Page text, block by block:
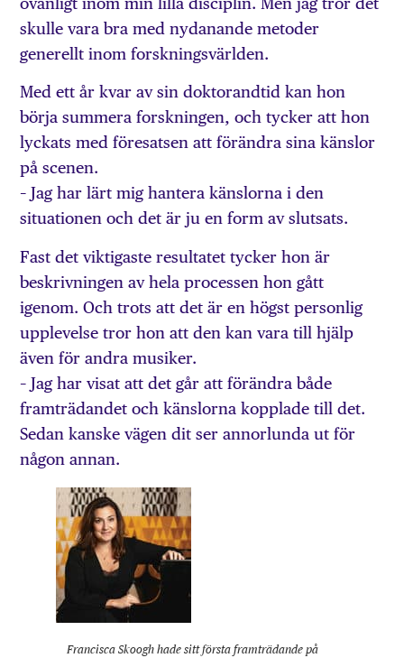
skulle vara bra med nydanande metoder
generellt inom forskningsvärlden.
Med ett år kvar av sin doktorandtid kan hon
börja summera forskningen, och tycker att hon
lyckats med föresatsen att förändra sina känslor
på scenen.
– Jag har lärt mig hantera känslorna i den
situationen och det är ju en form av slutsats.
Fast det viktigaste resultatet tycker hon är
beskrivningen av hela processen hon gått
igenom. Och trots att det är en högst personlig
upplevelse tror hon att den kan vara till hjälp
även för andra musiker.
– Jag har visat att det går att förändra både
framträdandet och känslorna kopplade till det.
Sedan kanske vägen dit ser annorlunda ut för
någon annan.
Francisca Skoogh hade sitt första fram­trädande på